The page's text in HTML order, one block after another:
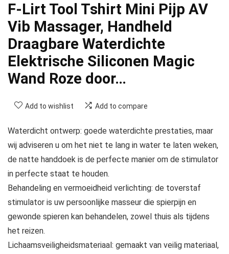
F-Lirt Tool Tshirt Mini Pijp AV
Vib Massager, Handheld
Draagbare Waterdichte
Elektrische Siliconen Magic
Wand Roze door…
Add to wishlist Add to compare
Waterdicht ontwerp: goede waterdichte prestaties, maar
wij adviseren u om het niet te lang in water te laten weken,
de natte handdoek is de perfecte manier om de stimulator
in perfecte staat te houden.
Behandeling en vermoeidheid verlichting: de toverstaf
stimulator is uw persoonlijke masseur die spierpijn en
gewonde spieren kan behandelen, zowel thuis als tijdens
het reizen.
Lichaamsveiligheidsmateriaal: gemaakt van veilig materiaal,